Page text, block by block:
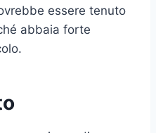
essere tenuto
abbaia forte